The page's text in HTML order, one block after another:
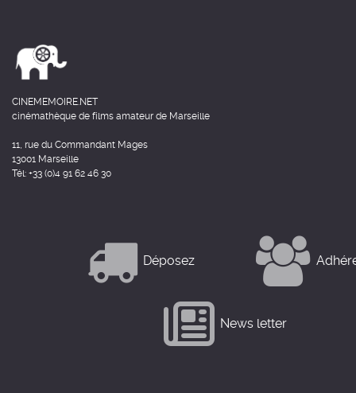
CINEMEMOIRE.NET
cinémathèque de films amateur de Marseille
11, rue du Commandant Mages
13001 Marseille
Tél: +33 (0)4 91 62 46 30
Déposez
News letter